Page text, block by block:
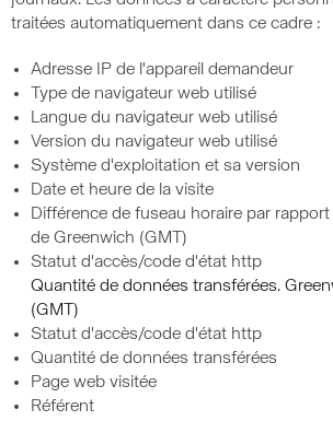
traitées automatiquement dans ce cadre :
Adresse IP de l'appareil demandeur
Type de navigateur web utilisé
Langue du navigateur web utilisé
Version du navigateur web utilisé
Système d'exploitation et sa version
Date et heure de la visite
Différence de fuseau horaire par
de Greenwich (GMT)
Statut d'accès/code d'état http
Quantité de données transférées.
(GMT)
Statut d'accès/code d'état http
Quantité de données transférées
Page web visitée
Référent